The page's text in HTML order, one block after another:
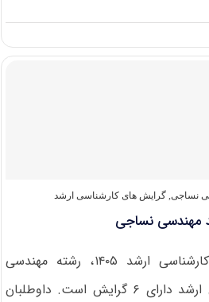
نساجی, گرایش های کارشناسی ارشد
مهندسی نساجی
بر اساس دفترچه آزمون کارشناسی ارشد ۱۴۰۵، رشته مهندسی
نساجی در مقطع کارشناسی ارشد دارای ۶ گرایش است. داوطلبان